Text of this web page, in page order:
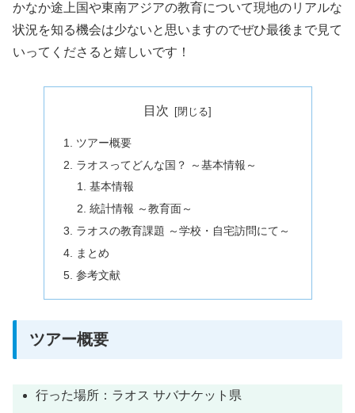
かなか途上国や東南アジアの教育について現地のリアルな
状況を知る機会は少ないと思いますのでぜひ最後まで見て
いってくださると嬉しいです！
目次
ツアー概要
ラオスってどんな国？ ～基本情報～
基本情報
統計情報 ～教育面～
ラオスの教育課題 ～学校・自宅訪問にて～
まとめ
参考文献
ツアー概要
行った場所：ラオス サバナケット県